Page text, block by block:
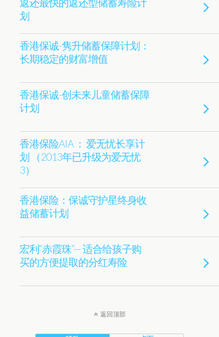
划
香港保诚-隽升储蓄保障计划：
长期稳定的财富增值
香港保诚-创未来儿童储蓄保障
计划
香港保险AIA ： 爱无忧长享计
划 （2013年已升级为爱无忧
3）
香港保险：保诚守护星终身收
益储蓄计划
宏利“赤霞珠”— 适合给孩子购
买的方便提取的分红寿险
返回顶部